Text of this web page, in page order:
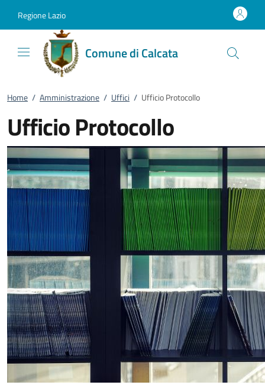
Regione Lazio
Comune di Calcata
Home / Amministrazione / Uffici / Ufficio Protocollo
Ufficio Protocollo